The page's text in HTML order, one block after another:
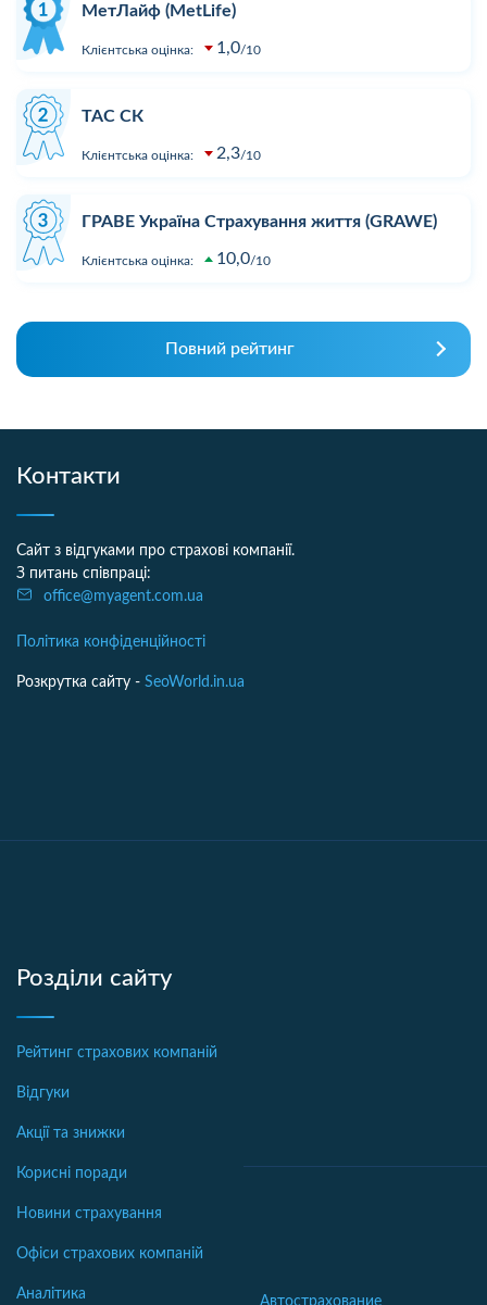
МетЛайф (MetLife)
Клієнтська оцінка: 1,0 10
ТАС СК
Клієнтська оцінка: 2,3 10
ГРАВЕ Україна Страхування життя (GRAWE)
Клієнтська оцінка: 10,0 10
Повний рейтинг
Контакти
Сайт з відгуками про страхові компанії.
З питань співпраці:
office@myagent.com.ua
Політика конфіденційності
Розкрутка сайту - SeoWorld.in.ua
Розділи сайту
Рейтинг страхових компаній
Відгуки
Акції та знижки
Корисні поради
Новини страхування
Офіси страхових компаній
Аналітика Автострахование